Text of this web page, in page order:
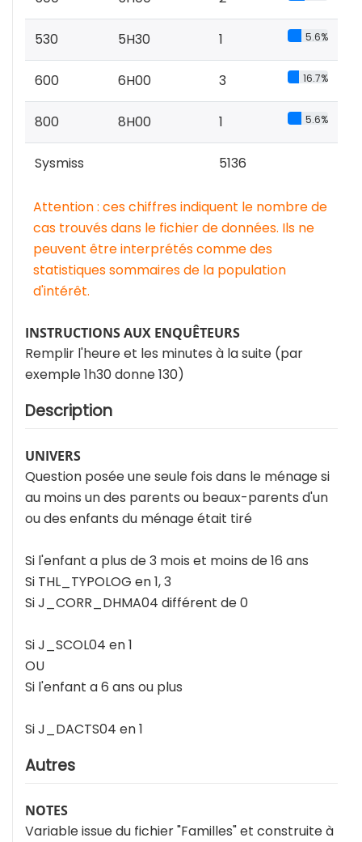
530 5H30 1 5.6%
600 6H00 3 16.7%
800 8H00 1 5.6%
Sysmiss 5136
Attention : ces chiffres indiquent le nombre de
cas trouvés dans le fichier de données. Ils ne
peuvent être interprétés comme des
statistiques sommaires de la population
d'intérêt.
INSTRUCTIONS AUX ENQUÊTEURS
Remplir l'heure et les minutes à la suite (par
exemple 1h30 donne 130)
Description
UNIVERS
Question posée une seule fois dans le ménage si
au moins un des parents ou beaux-parents d'un
ou des enfants du ménage était tiré
Si l'enfant a plus de 3 mois et moins de 16 ans
Si THL_TYPOLOG en 1, 3
Si J_CORR_DHMA04 différent de 0
Si J_SCOL04 en 1
OU
Si l'enfant a 6 ans ou plus
Si J_DACTS04 en 1
Autres
NOTES
Variable issue du fichier "Familles" et construite à